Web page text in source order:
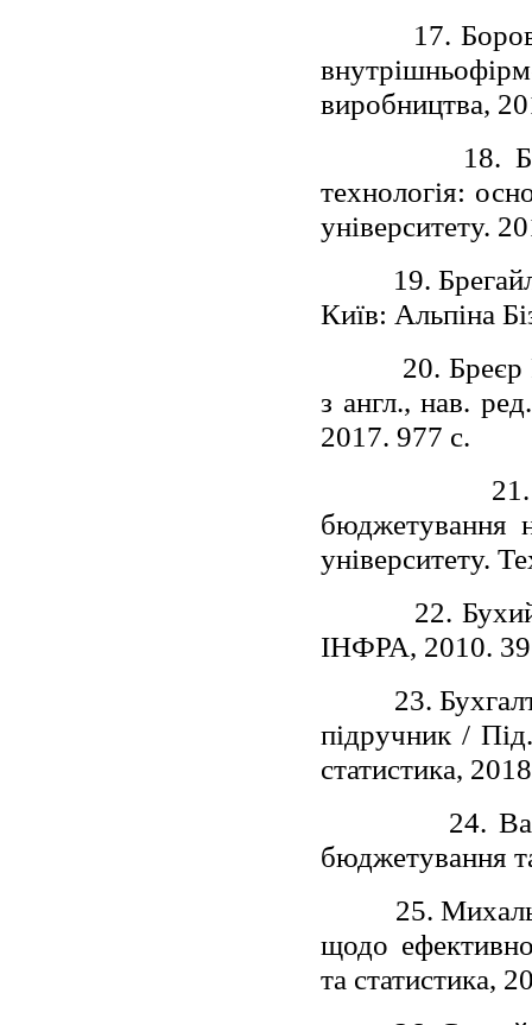
17.
виробництва,
18.
технологія:
університету.
19.
Київ: Альпіна
20. Бреєр
з англ., нав.
2017. 977 с.
бюджетування
університету.
22.
ІНФРА, 2010.
23.
підручник /
статистика,
24.
бюджетування
25.
щодо
та статистика,